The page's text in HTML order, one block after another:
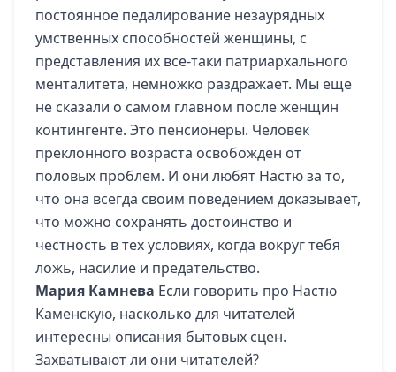
постоянное педалирование незаурядных
умственных способностей женщины, с
представления их все-таки патриархального
менталитета, немножко раздражает. Мы еще
не сказали о самом главном после женщин
контингенте. Это пенсионеры. Человек
преклонного возраста освобожден от
половых проблем. И они любят Настю за то,
что она всегда своим поведением доказывает,
что можно сохранять достоинство и
честность в тех условиях, когда вокруг тебя
ложь, насилие и предательство.
Мария Камнева Если говорить про Настю
Каменскую, насколько для читателей
интересны описания бытовых сцен.
Захватывают ли они читателей?